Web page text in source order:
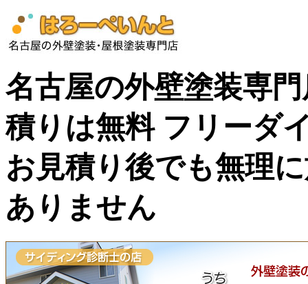
名古屋の外壁塗装専
積りは無料 フリーダ
お見積り後でも無理
ありません